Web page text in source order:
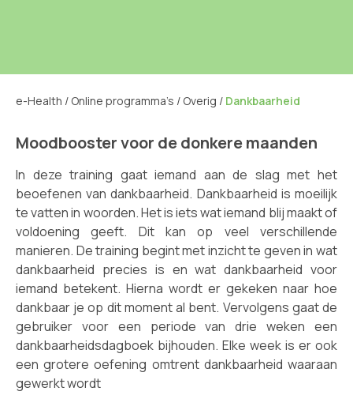
e-Health / Online programma’s / Overig / Dankbaarheid
Moodbooster voor de donkere maanden
In deze training gaat iemand aan de slag met het
beoefenen van dankbaarheid. Dankbaarheid is moeilijk
te vatten in woorden. Het is iets wat iemand blij maakt of
voldoening geeft. Dit kan op veel verschillende
manieren. De training begint met inzicht te geven in wat
dankbaarheid precies is en wat dankbaarheid voor
iemand betekent. Hierna wordt er gekeken naar hoe
dankbaar je op dit moment al bent. Vervolgens gaat de
gebruiker voor een periode van drie weken een
dankbaarheidsdagboek bijhouden. Elke week is er ook
een grotere oefening omtrent dankbaarheid waaraan
gewerkt wordt